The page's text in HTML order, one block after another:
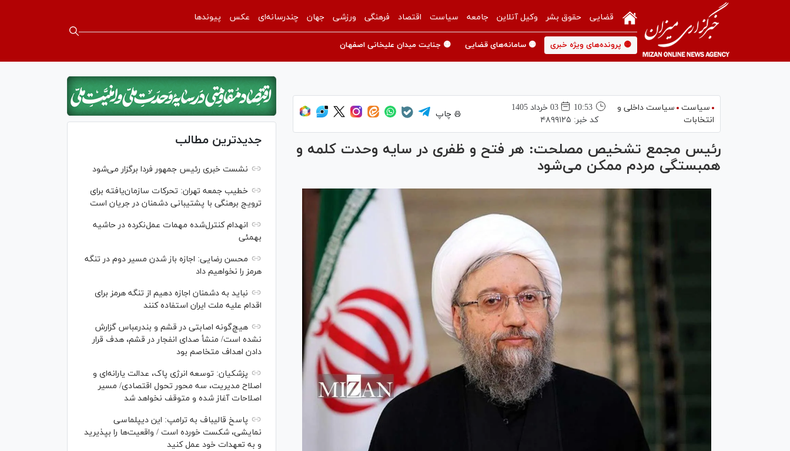
قضایی حقوق بشر وکیل آنلاین جامعه سیاست اقتصاد فرهنگی ورزشی جهان چندرسانه‌ای عکس پیوندها
🟡 پرونده‌های ویژه خبری 🟡 سامانه‌های قضایی 🟡 جنایت میدان علیخانی اصفهان
سیاست
سیاست داخلی و
انتخابات
10:53
03 خرداد 1405
کد خبر: ۴۸۹۹۱۲۵
چاپ
رئیس مجمع تشخیص مصلحت: هر فتح و ظفری در سایه وحدت کلمه و
همبستگی مردم ممکن می‌شود
جدیدترین مطالب
نشست خبری رئیس‌ جمهور فردا برگزار می‌شود
خطیب جمعه تهران: تحرکات سازمان‌یافته برای
ترویج برهنگی با پشتیبانی دشمنان در جریان است
انهدام کنترل‌شده مهمات عمل‌نکرده در حاشیه
بهمئی
محسن رضایی: اجازه باز شدن مسیر دوم در تنگه
هرمز را نخواهیم داد
نباید به دشمنان اجازه دهیم از تنگه هرمز برای
اقدام علیه ملت ایران استفاده کنند
هیچ‌گونه اصابتی در قشم و بندرعباس گزارش
نشده است/ منشأ صدای انفجار در قشم، هدف قرار
دادن اهداف متخاصم بود
پزشکیان: توسعه انرژی پاک، عدالت یارانه‌ای و
اصلاح مدیریت، سه محور تحول اقتصادی/ مسیر
اصلاحات آغاز شده و متوقف نخواهد شد
پاسخ قالیباف به ترامپ: این دیپلماسی
نمایشی، شکست خورده است / واقعیت‌ها را بپذیرید
و به تعهدات خود عمل کنید